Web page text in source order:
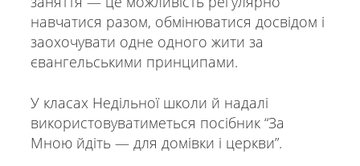
навчатися разом, обмінюватися досвідом і
заохочувати одне одного жити за
євангельськими принципами.
У класах Недільної школи й надалі
використовуватиметься посібник “За
Мною йдіть — для домівки і церкви”.